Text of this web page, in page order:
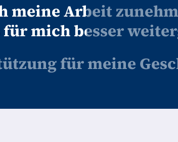
meine Arbeit
mich besser
für meine